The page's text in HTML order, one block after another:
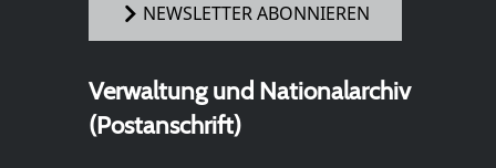
NEWSLETTER ABONNIEREN
Verwaltung und Nationalarchiv
(Postanschrift)